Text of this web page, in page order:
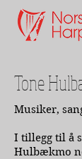
Tone
Musiker,
I tillegg til å
Hulbækmo